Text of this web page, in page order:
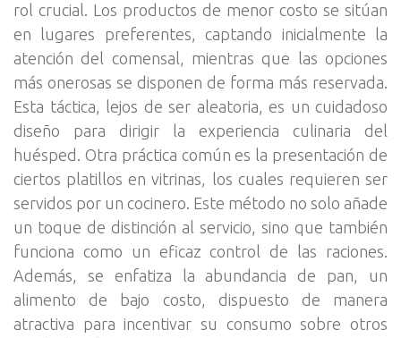
rol crucial. Los productos de menor costo se sitúan
en lugares preferentes, captando inicialmente la
atención del comensal, mientras que las opciones
más onerosas se disponen de forma más reservada.
Esta táctica, lejos de ser aleatoria, es un cuidadoso
diseño para dirigir la experiencia culinaria del
huésped. Otra práctica común es la presentación de
ciertos platillos en vitrinas, los cuales requieren ser
servidos por un cocinero. Este método no solo añade
un toque de distinción al servicio, sino que también
funciona como un eficaz control de las raciones.
Además, se enfatiza la abundancia de pan, un
alimento de bajo costo, dispuesto de manera
atractiva para incentivar su consumo sobre otros